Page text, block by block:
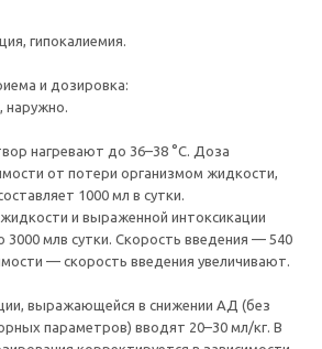
гипокалиемия.
и дозировка:
наружно.
нагревают до 36–38 °C. Доза
от потери организмом жидкости,
1000 мл в сутки.
и выраженной интоксикации
млв сутки. Скорость введения — 540
— скорость введения увеличивают.
выражающейся в снижении АД (без
параметров) вводят 20–30 мл/кг. В